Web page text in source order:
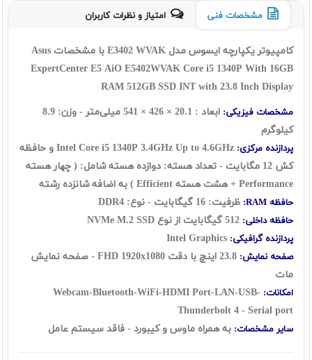
مشخصات فنی امتیاز و نظرات کاربران
کامپیوتر یکپارچه ایسوس مدل E3402 WVAK با مشخصات Asus
ExpertCenter E5 AiO E5402WVAK Core i5 1340P With 16GB
RAM 512GB SSD INT with 23.8 Inch Display
مشخصات فیزیکی:
ابعاد : 20.1 × 426 × 541 میلی‌متر - وزن: 8.9
کیلوگرم
پردازنده مرکزی:
Intel Core i5 1340P 3.4GHz Up to 4.6GHz و حافظه
کش 12 مگابایت - تعداد هسته: دوازده هسته شامل: ( چهار هسته
Performance + هشت هسته Efficient ) به اضافه شانزده رشته
حافظه RAM: ظرفیت: 16 گیگابایت - نوع: DDR4
حافظه داخلی:
پردازنده گرافیکی:
صفحه نمایش:
23.8 اینچ با دقت FHD 1920x1080 - صفحه نمایش
مات
امکانات: Webcam-Bluetooth-WiFi-HDMI Port-LAN-USB-
Thunderbolt 4 - Serial port
سایر مشخصات: به همراه ماوس و کیبورد - فاقد سیستم عامل